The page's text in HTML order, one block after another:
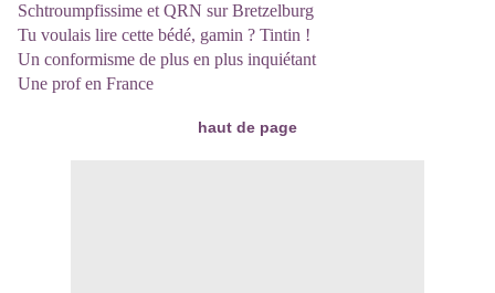
Schtroumpfissime et QRN sur Bretzelburg
Tu voulais lire cette bédé, gamin ? Tintin !
Un conformisme de plus en plus inquiétant
Une prof en France
haut de page